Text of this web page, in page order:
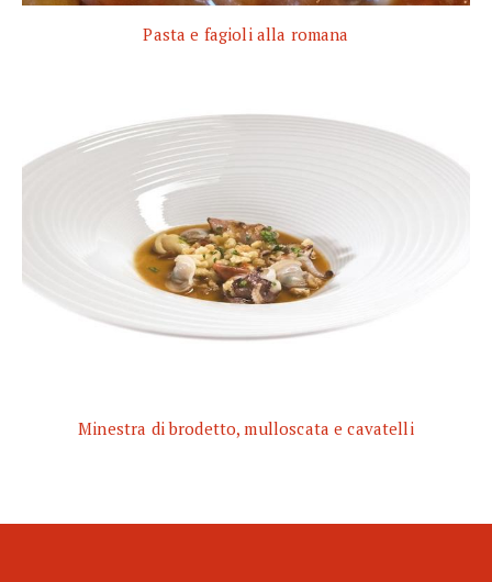
Pasta e fagioli alla romana
Minestra di brodetto, mulloscata e cavatelli